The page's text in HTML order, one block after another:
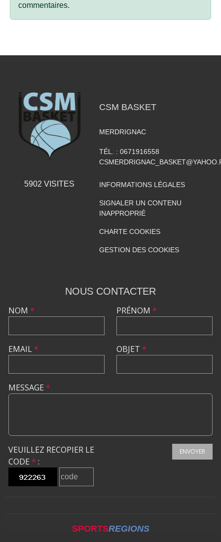
commentaires.
5902 VISITES
CSM BASKET
MERDRIGNAC
TÉL. : 0671916558
INFORMATIONS LÉGALES
SIGNALER UN CONTENU
INAPPROPRIÉ
CHARTE COOKIES
GESTION DES COOKIES
NOUS CONTACTER
NOM *
EMAIL*
PRÉNOM *
OBJET *
MESSAGE *
VEUILLEZ RECOPIER LE
CODE * :
ENVOYER
SPORTSREGIONS